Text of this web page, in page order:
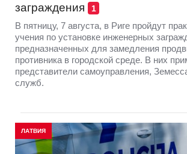
заграждения
1
В пятницу, 7 августа, в Риге пройдут
учения по установке инженерных
предназначенных для замедления
противника в городской среде. В них
представители самоуправления,
служб.
ЛАТВИЯ